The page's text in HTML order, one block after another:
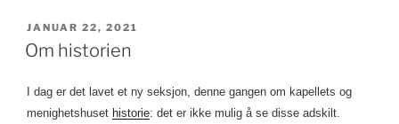
PUBLISERT
JANUAR 22, 2021
Om historien
I dag er det lavet et ny seksjon, denne gangen om kapellets og
menighetshuset historie: det er ikke mulig å se disse adskilt.